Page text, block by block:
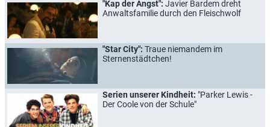
"Kap der Angst": Javier Bardem dreht
Anwaltsfamilie durch den Fleischwolf
"Star City": Traue niemandem im
Sternenstädtchen!
Serien unserer Kindheit: "Parker Lewis -
Der Coole von der Schule"